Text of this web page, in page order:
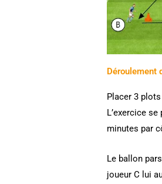
Déroulement
Placer 3
L’exercice
minutes par
Le ballon
joueur C lui